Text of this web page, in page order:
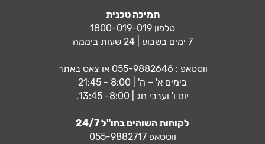
תמיכה טכנית
טלפון 1800-019-019
7 ימים בשבוע | 24 שעות ביממה
ווטסאפ : 055-9882646 או צאט באתר
בימים א' – ה' | 8:00 - 21:45
יום ו' וערבי חג | 8:00- 13:45.
לקוחות השוהים בחו"ל 24/7
ווטסאפ055-9882717